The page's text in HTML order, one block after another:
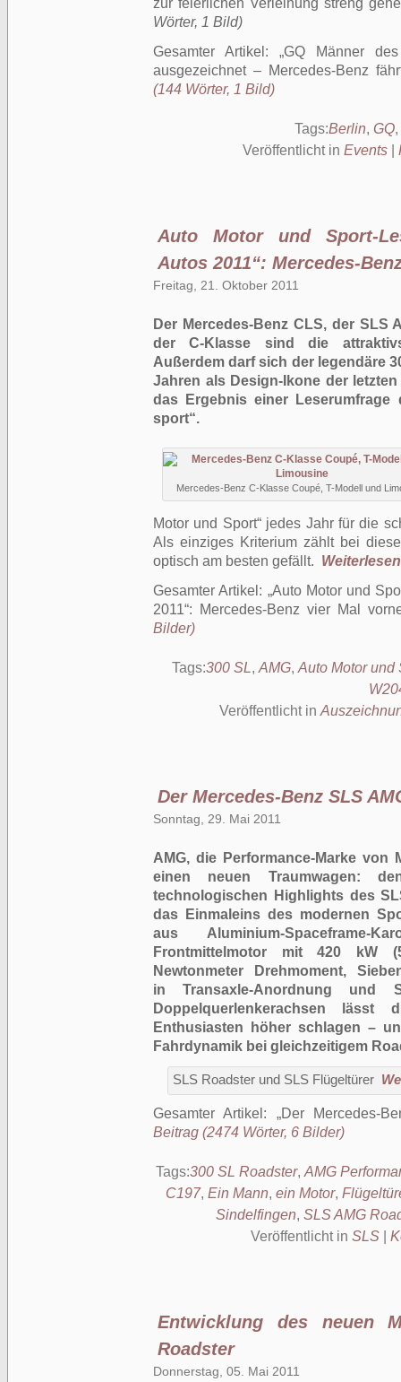
zur feierlichen Verleihung streng
Wörter, 1 Bild)
Gesamter Artikel:
GQ Männer
ausgezeichnet – Mercedes-Benz
(144 Wörter, 1 Bild)
Tags:Berlin, GQ,
Veröffentlicht in Events
Auto Motor und Sport-
Autos 2011“: Mercedes-
Freitag, 21. Oktober 2011
Der Mercedes-Benz CLS, der SLS
der C-Klasse sind die
Außerdem darf sich der legendäre
Jahren als Design-Ikone der
das Ergebnis einer
sport“.
Mercedes-Benz C-Klasse Coupé, T-Modell und
Motor und Sport“ jedes Jahr für die
Als einziges Kriterium zählt bei
optisch am besten gefällt.
Gesamter Artikel:
Auto Motor und
2011“: Mercedes-Benz vier Mal
Bilder)
Tags:300 SL, AMG, Auto Motor und
Veröffentlicht in
Der Mercedes-Benz SLS
Sonntag, 29. Mai 2011
AMG, die Performance-Marke von
einen neuen Traumwagen:
technologischen Highlights des
das Einmaleins des modernen
aus Aluminium-Spaceframe-
Frontmittelmotor mit 420 kW
Newtonmeter Drehmoment,
in Transaxle-Anordnung und
Doppelquerlenkerachsen
Enthusiasten höher schlagen –
Fahrdynamik bei gleichzeitigem
SLS Roadster und SLS Flügeltürer
Gesamter Artikel:
Der Mercedes-
Beitrag (2474 Wörter, 6 Bilder)
Tags:300 SL Roadster, AMG
C197, Ein Mann, ein Motor,
Sindelfingen, SLS AMG
Veröffentlicht in SLS
Entwicklung des neuen
Roadster
Donnerstag, 05. Mai 2011